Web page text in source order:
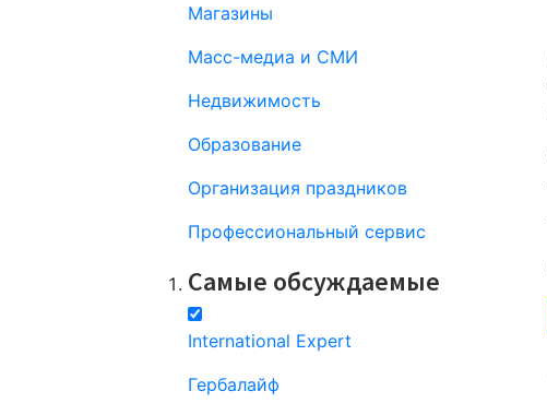
Магазины
Масс-медиа и СМИ
Недвижимость
Образование
Организация праздников
Профессиональный сервис
Самые обсуждаемые
International Expert
Гербалайф